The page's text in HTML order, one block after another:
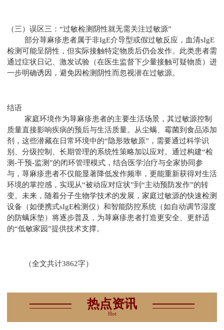
（三）误区三：“过敏检测阴性就无需关注过敏源”
部分荨麻疹患者属于非IgE介导型或假过敏反应，血清sIgE
检测可能呈阴性，但实际接触特定物质后仍会发作。此类患者需
通过症状日记、激发试验（在医生监督下少量接触可疑物质）进
一步明确诱因，避免因检测阴性而忽视潜在过敏源。
结语
家庭环境作为荨麻疹患者的主要生活场景，其过敏源控制
质量直接影响疾病的预后与生活质量。从尘螨、霉菌到食品添加
剂，这些潜藏在日常环境中的“隐形致敏原”，需要通过科学识
别、分级控制、长期管理的系统性策略加以应对。通过构建“检
测-干预-监测”的闭环管理模式，结合医学治疗与全家协同参
与，荨麻疹患者不仅能显著降低发作频率，更能重新获得对生活
环境的掌控感，实现从“被动应对症状”到“主动预防发作”的转
变。未来，随着分子生物学技术的发展，家庭过敏源的快速检测
设备（如便携式sIgE检测仪）和智能防控系统（如自动调节湿度
的防螨床垫）将逐步普及，为荨麻疹患者打造更安全、更舒适
的“低敏家园”提供技术支撑。
（全文共计3862字）
热点资讯
Hot